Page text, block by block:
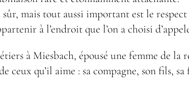
mais tout aussi important est le
à l’endroit que l’on a choisi
à Miesbach, épousé une femme de
qu’il aime : sa compagne, son fils,